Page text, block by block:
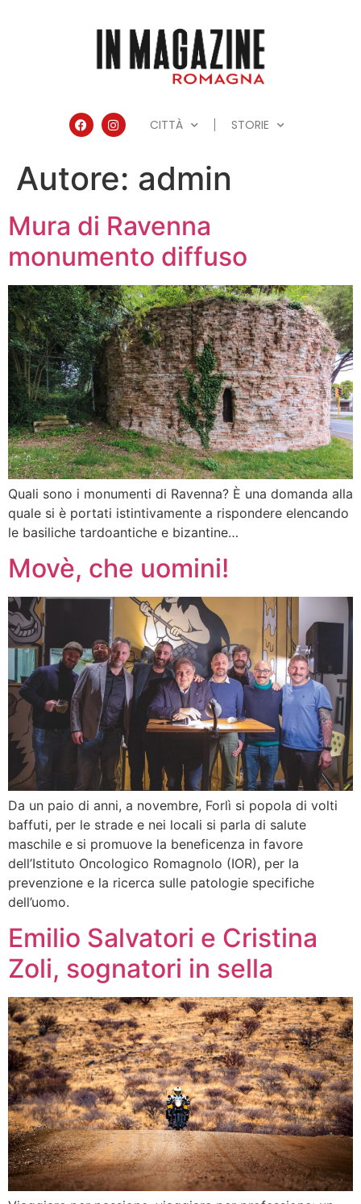
CITTÀ STORIE
Autore: admin
Mura di Ravenna
monumento diffuso
Quali sono i monumenti di Ravenna? È una domanda alla
quale si è portati istintivamente a rispondere elencando
le basiliche tardoantiche e bizantine…
Movè, che uomini!
Da un paio di anni, a novembre, Forlì si popola di volti
baffuti, per le strade e nei locali si parla di salute
maschile e si promuove la beneficenza in favore
dell’Istituto Oncologico Romagnolo (IOR), per la
prevenzione e la ricerca sulle patologie specifiche
dell’uomo.
Emilio Salvatori e Cristina
Zoli, sognatori in sella